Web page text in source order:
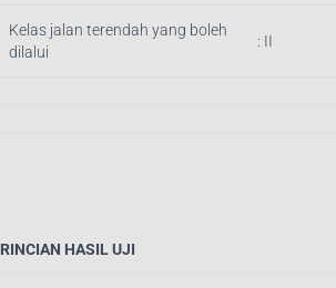
Kelas jalan terendah yang boleh
dilalui
: II
RINCIAN HASIL UJI